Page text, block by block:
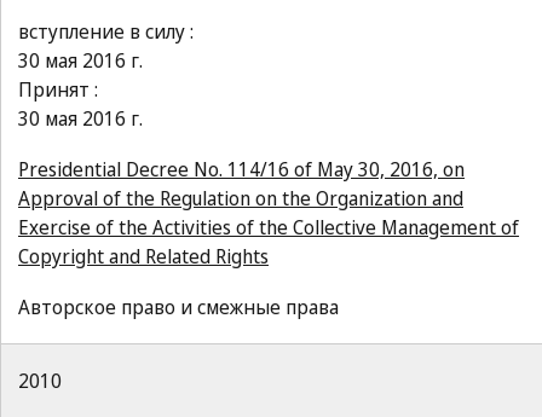
вступление в силу :
30 мая 2016 г.
Принят :
30 мая 2016 г.
Presidential Decree No. 114/16 of May 30, 2016, on
Approval of the Regulation on the Organization and
Exercise of the Activities of the Collective Management of
Copyright and Related Rights
Авторское право и смежные права
2010